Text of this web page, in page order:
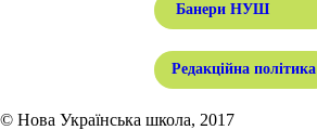
Банери НУШ
Редакційна політика
© Нова Українська школа, 2017